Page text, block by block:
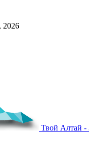
2026
Твой Алтай -